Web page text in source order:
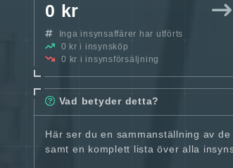
0 kr
Inga insynsaffärer har utförts
0 kr i insynsköp
0 kr i insynsförsäljning
Vad betyder detta?
Här ser du en sammanställning av
samt en komplett lista över alla